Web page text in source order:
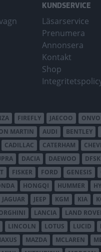
KUNDSERVICE
Läsarservice
Prenumera
Annonsera
Kontakt
Shop
FIREFLY JAECOO ONVO
MARTIN AUDI BENTLEY
CADILLAC CATERHAM
DACIA DAEWOO DFSK
FISKER FORD GENESIS
HONGQI HUMMER
JAGUAR JEEP KGM KIA
LANCIA LAND
LINCOLN LOTUS LUCID
MAZDA MCLAREN